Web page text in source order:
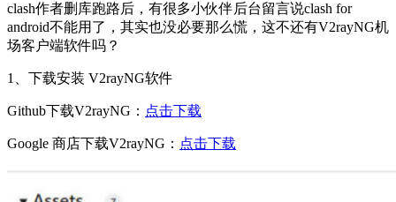
clash作者删库跑路后，有很多小伙伴后台留言说clash for
android不能用了，其实也没必要那么慌，这不还有V2rayNG机
场客户端软件吗？
1、下载安装 V2rayNG软件
Github下载V2rayNG： 点击下载
Google 商店下载V2rayNG： 点击下载